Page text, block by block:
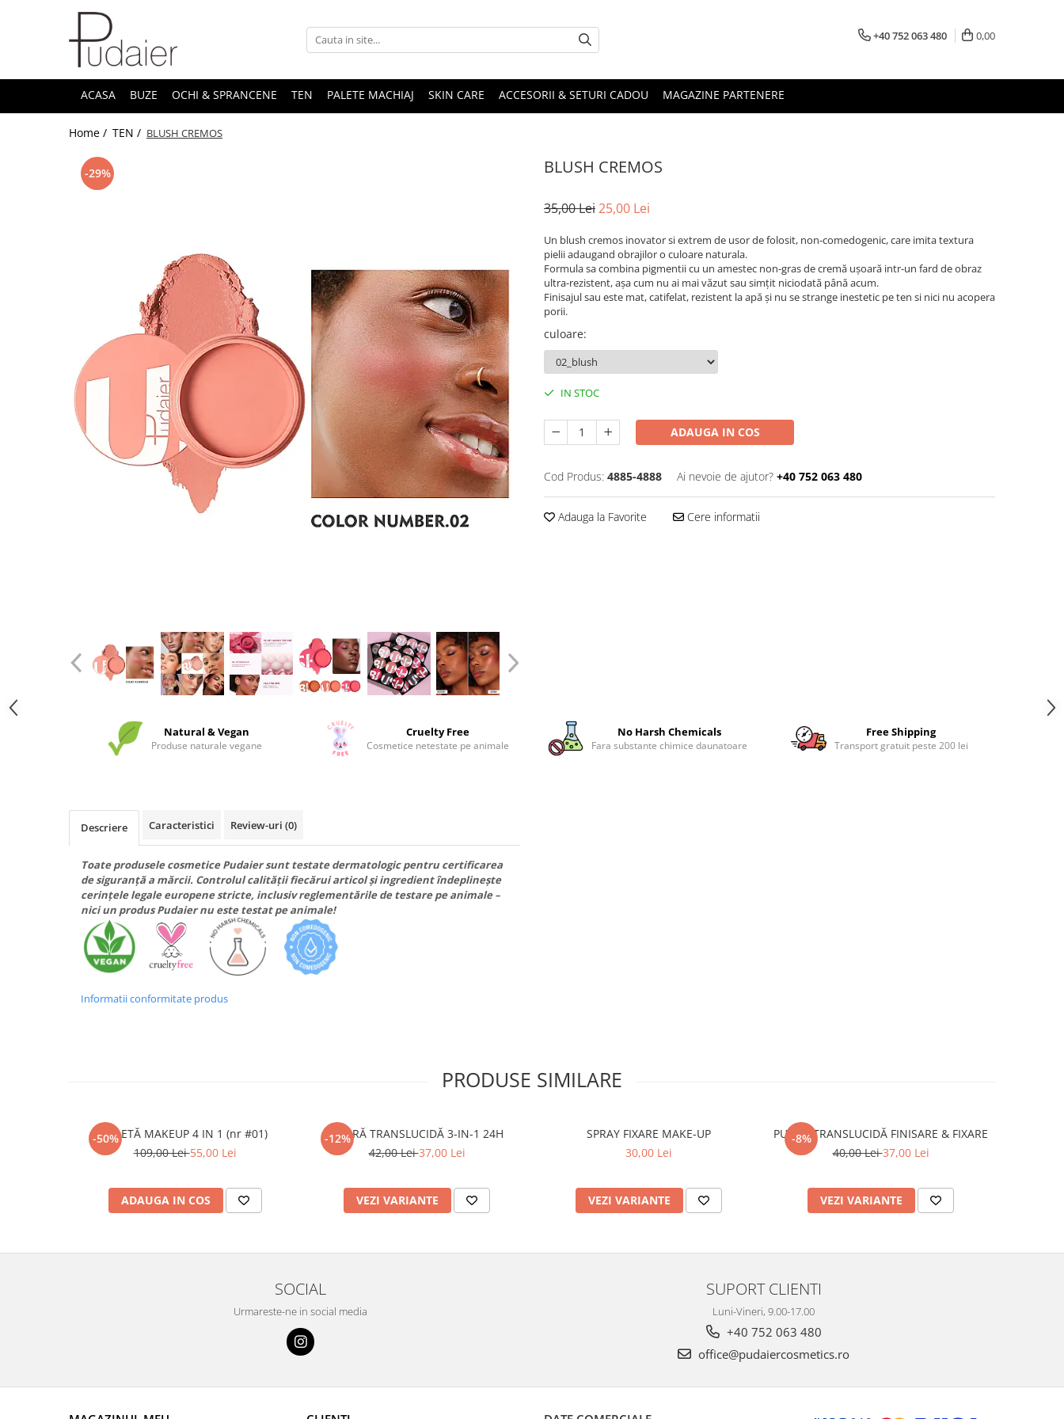
+40 752 063 480 0,00
ACASA BUZE OCHI & SPRANCENE TEN PALETE MACHIAJ SKIN CARE ACCESORII & SETURI CADOU MAGAZINE PARTENERE
Home / TEN / BLUSH CREMOS
BLUSH CREMOS
-29%
35,00 Lei25,00 Lei
Un blush cremos inovator si extrem de usor de folosit, non-comedogenic, care imita textura
pielii adaugand obrajilor o culoare naturala.
Formula sa combina pigmentii cu un amestec non-gras de cremă ușoară intr-un fard de obraz
ultra-rezistent, așa cum nu ai mai văzut sau simțit niciodată până acum.
Finisajul sau este mat, catifelat, rezistent la apă și nu se strange inestetic pe ten si nici nu acopera
porii.
culoare:
IN STOC
ADAUGA IN COS
Cod Produs: 4885-4888 Ai nevoie de ajutor? +40 752 063 480
Adauga la Favorite Cere informatii
Natural & Vegan
Produse naturale vegane
Cruelty Free
Cosmetice netestate pe animale
No Harsh Chemicals
Fara substante chimice daunatoare
Free Shipping
Transport gratuit peste 200 lei
Descriere Caracteristici Review-uri (0)
Toate produsele cosmetice Pudaier sunt testate dermatologic pentru certificarea
de siguranță a mărcii. Controlul calității fiecărui articol și ingredient îndeplinește
cerințele legale europene stricte, inclusiv reglementările de testare pe animale –
nici un produs Pudaier nu este testat pe animale!
Informatii conformitate produs
PRODUSE SIMILARE
-50%
PALETĂ MAKEUP 4 IN 1 (nr #01)
109,00 Lei55,00 Lei
ADAUGA IN COS
-12%
PUDRĂ TRANSLUCIDĂ 3-IN-1 24H
42,00 Lei37,00 Lei
VEZI VARIANTE
SPRAY FIXARE MAKE-UP
30,00 Lei
VEZI VARIANTE
-8%
PUDRĂ TRANSLUCIDĂ FINISARE & FIXARE
40,00 Lei37,00 Lei
VEZI VARIANTE
SOCIAL
Urmareste-ne in social media
SUPORT CLIENTI
Luni-Vineri, 9.00-17.00
+40 752 063 480
office@pudaiercosmetics.ro